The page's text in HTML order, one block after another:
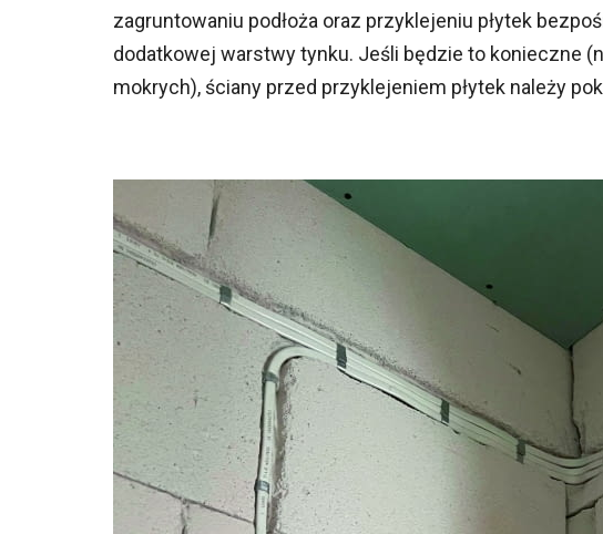
zagruntowaniu podłoża oraz przyklejeniu płytek
dodatkowej warstwy tynku. Jeśli będzie to konieczne
mokrych), ściany przed przyklejeniem płytek należy